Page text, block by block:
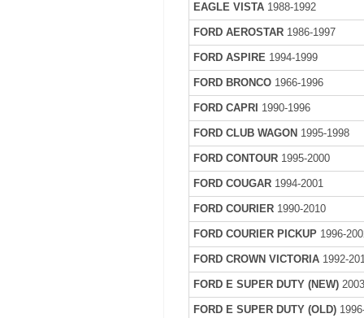
EAGLE VISTA 1988-1992
FORD AEROSTAR 1986-1997
FORD ASPIRE 1994-1999
FORD BRONCO 1966-1996
FORD CAPRI 1990-1996
FORD CLUB WAGON 1995-1998
FORD CONTOUR 1995-2000
FORD COUGAR 1994-2001
FORD COURIER 1990-2010
FORD COURIER PICKUP 1996-
FORD CROWN VICTORIA 1992-
FORD E SUPER DUTY (NEW)
FORD E SUPER DUTY (OLD)